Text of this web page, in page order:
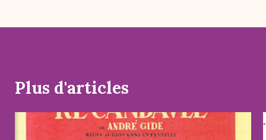
Plus d'articles